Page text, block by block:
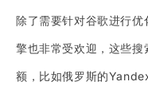
除了需要针对谷歌进行优
擎也非常受欢迎，这些
额，比如俄罗斯的